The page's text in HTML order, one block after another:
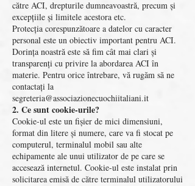
către ACI, drepturile dumneavoastră, precum și
excepțiile și limitele acestora etc.
Protecția corespunzătoare a datelor cu caracter
personal este un obiectiv important pentru ACI.
Dorința noastră este să fim cât mai clari și
transparenți cu privire la abordarea ACI în
materie. Pentru orice întrebare, vă rugăm să ne
contactați la
segreteria@associazionecuochiitaliani.it
2. Ce sunt cookie-urile?
Cookie-ul este un fișier de mici dimensiuni,
format din litere și numere, care va fi stocat pe
computerul, terminalul mobil sau alte
echipamente ale unui utilizator de pe care se
accesează internetul. Cookie-ul este instalat prin
solicitarea emisă de către terminalul utilizatorului